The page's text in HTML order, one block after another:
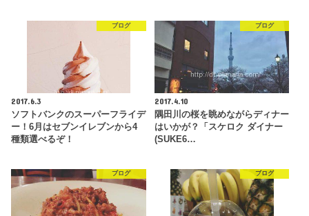
ブログ
2017.6.3
ソフトバンクのスーパーフライデ
ー！6月はセブンイレブンから4
種類選べるぞ！
ブログ
2017.4.10
隅田川の桜を眺めながらディナー
はいかが？「スケロク ダイナー
(SUKE6…
ブログ ブログ